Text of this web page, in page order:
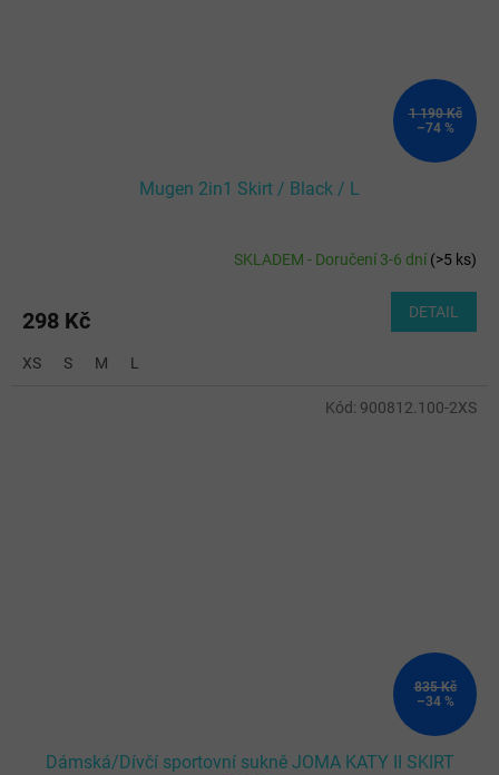
1 190 Kč
–74 %
Mugen 2in1 Skirt / Black / L
SKLADEM - Doručení 3-6 dní(>5 ks)
298 Kč DETAIL
XS S M L
835 Kč
–34 %
Dámská/Dívčí sportovní sukně JOMA KATY II SKIRT
Kód: 900812.100-2XS